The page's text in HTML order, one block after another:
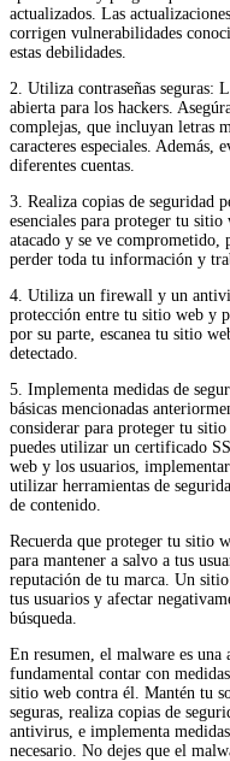
actualizados. Las
corrigen vulnerabilidades
estas debilidades.
2. Utiliza contraseñas seguras:
abierta para los hackers.
complejas, que incluyan letras
caracteres especiales. Además,
diferentes cuentas.
3. Realiza copias de seguridad
esenciales para proteger tu
atacado y se ve comprometido,
perder toda tu información y
4. Utiliza un firewall y un
protección entre tu sitio web y
por su parte, escanea tu sitio
detectado.
5. Implementa medidas de
básicas mencionadas
considerar para proteger tu
puedes utilizar un certificado
web y los usuarios,
utilizar herramientas de
de contenido.
Recuerda que proteger tu sitio
para mantener a salvo a tus
reputación de tu marca. Un
tus usuarios y afectar
búsqueda.
En resumen, el malware es una
fundamental contar con
sitio web contra él. Mantén tu
seguras, realiza copias de
antivirus, e implementa
necesario. No dejes que el